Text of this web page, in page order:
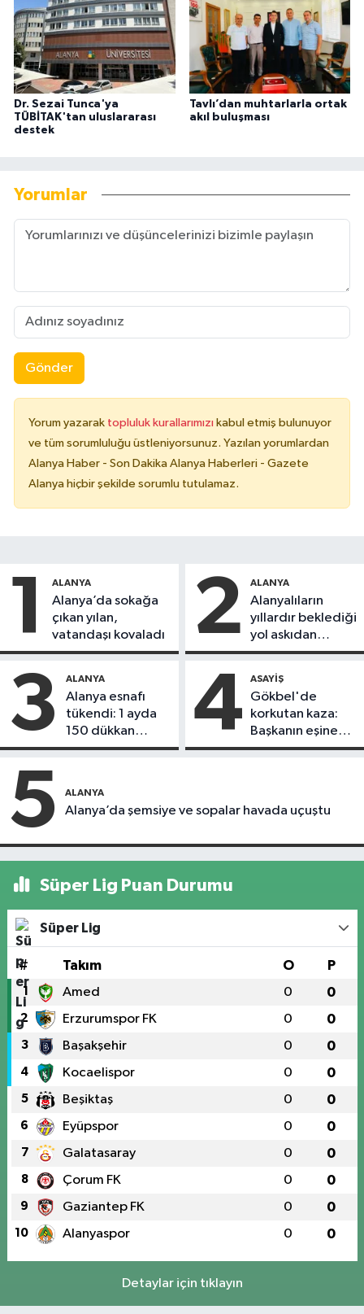
Dr. Sezai Tunca'ya
TÜBİTAK'tan uluslararası
destek
Tavlı’dan muhtarlarla ortak
akıl buluşması
Yorumlar
Gönder
Yorum yazarak topluluk kurallarımızı kabul etmiş bulunuyor
ve tüm sorumluluğu üstleniyorsunuz. Yazılan yorumlardan
Alanya Haber - Son Dakika Alanya Haberleri - Gazete
Alanya hiçbir şekilde sorumlu tutulamaz.
1 ALANYA
Alanya’da sokağa
çıkan yılan,
vatandaşı kovaladı
2 ALANYA
Alanyalıların
yıllardır beklediği
yol askıdan
döndü
3 ALANYA
Alanya esnafı
tükendi: 1 ayda
150 dükkan
kapandı
4 ASAYIŞ
Gökbel'de
korkutan kaza:
Başkanın eşine
motosiklet çarptı
5 ALANYA
Alanya’da şemsiye ve sopalar havada uçuştu
Süper Lig Puan Durumu
Süper Lig
# Takım O P
1 Amed 0 0
2 Erzurumspor FK 0 0
3 Başakşehir 0 0
4 Kocaelispor 0 0
5 Beşiktaş 0 0
6 Eyüpspor 0 0
7 Galatasaray 0 0
8 Çorum FK 0 0
9 Gaziantep FK 0 0
10 Alanyaspor 0 0
Detaylar için tıklayın